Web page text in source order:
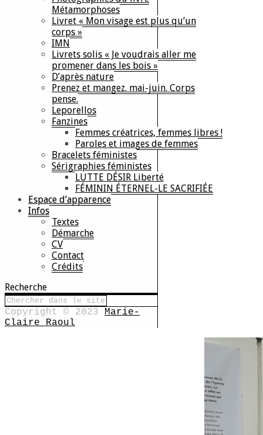
Métamorphoses
Livret « Mon visage est plus qu’un
corps »
IMN
Livrets solis « Je voudrais aller me
promener dans les bois »
D’après nature
Prenez et mangez. mai-juin. Corps
pense.
Leporellos
Fanzines
Femmes créatrices, femmes libres !
Paroles et images de femmes
Bracelets féministes
Sérigraphies féministes
LUTTE DÉSIR Liberté
FÉMININ ÉTERNEL-LE SACRIFIÉE
Espace d’apparence
Infos
Textes
Démarche
CV
Contact
Crédits
Recherche
Copyright © 2023 Marie-
Claire Raoul